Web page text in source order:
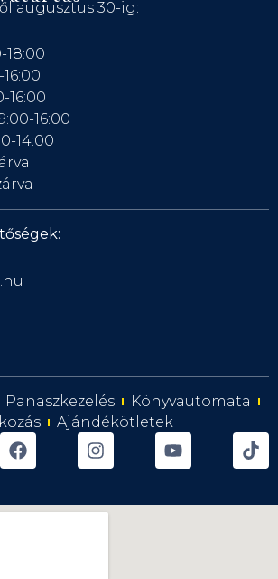
augusztus 30-ig:
18:00
16:00
16:00
14:00
Panaszkezelés
Könyvautomata
Ajándékötletek